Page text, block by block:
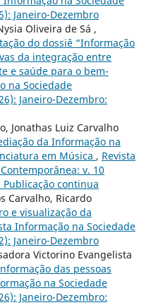
Janeiro-Dezembro
Oliveira de Sá ,
do dossiê “Informação
da integração entre
e saúde para o bem-
na Sociedade
Janeiro-Dezembro:
Jonathas Luiz Carvalho
da Informação na
em Música , Revista
v. 10
Publicação continua
Carvalho, Ricardo
e visualização da
Informação na Sociedade
Janeiro-Dezembro
Victorino Evangelista
das pessoas
na Sociedade
Janeiro-Dezembro: